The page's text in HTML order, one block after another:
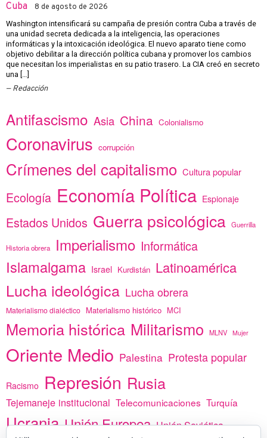
Cuba
8 de agosto de 2026
Washington intensificará su campaña de presión contra Cuba a través de
una unidad secreta dedicada a la inteligencia, las operaciones
informáticas y la intoxicación ideológica. El nuevo aparato tiene como
objetivo debilitar a la dirección política cubana y promover los cambios
que necesitan los imperialistas en su patio trasero. La CIA creó en secreto
una […]
Redacción
Antifascismo Asia China Colonialismo
Coronavirus corrupción
Crímenes del capitalismo Cultura popular
Ecología Economía Política Espionaje
Estados Unidos Guerra psicológica Guerrilla
Historia obrera Imperialismo Informática
Islamalgama Israel Kurdistán Latinoamérica
Lucha ideológica Lucha obrera
Materialismo dialéctico Materialismo histórico MCI
Memoria histórica Militarismo MLNV Mujer
Oriente Medio Palestina Protesta popular
Racismo Represión Rusia
Tejemaneje institucional Telecomunicaciones Turquía
Ucrania Unión Europea Unión Soviética